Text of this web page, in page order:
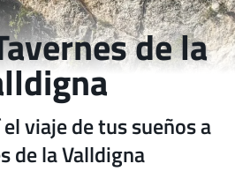
de la
viaje de tus sueños a
de la Valldigna